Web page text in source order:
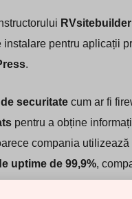
RVsitebuilder
instalare pentru aplicații
.
securitate cum ar fi
pentru a obține
compania utilizează
uptime de 99,9%,